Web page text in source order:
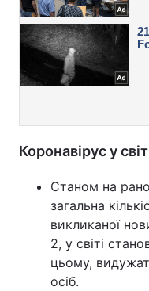
Коронавірус у
Станом на
загальна
викликаної
2, у світі
цьому,
осіб.